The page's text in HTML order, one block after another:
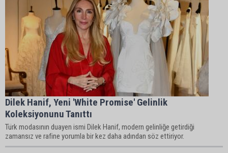
Dilek Hanif, Yeni 'White Promise' Gelinlik
Koleksiyonunu Tanıttı
Türk modasının duayen ismi Dilek Hanif, modern gelinliğe getirdiği
zamansız ve rafine yorumla bir kez daha adından söz ettiriyor.